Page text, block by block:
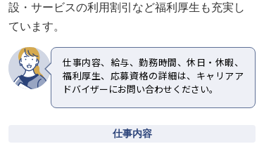
設・サービスの利用割引など福利厚生も充実し
ています。
仕事内容、給与、勤務時間、休日・休暇、
福利厚生、応募資格の詳細は、キャリアア
ドバイザーにお問い合わせください。
仕事内容